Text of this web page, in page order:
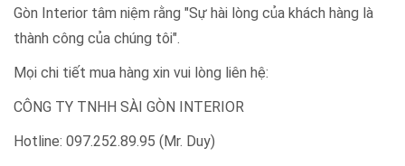
Gòn Interior tâm niệm rằng "Sự hài lòng của khách hàng là
thành công của chúng tôi".
Mọi chi tiết mua hàng xin vui lòng liên hệ:
CÔNG TY TNHH SÀI GÒN INTERIOR
Hotline: 097.252.89.95 (Mr. Duy)